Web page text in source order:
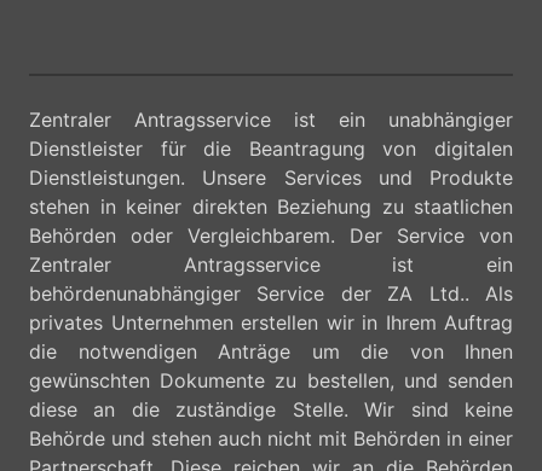
Zentraler Antragsservice ist ein unabhängiger
Dienstleister für die Beantragung von digitalen
Dienstleistungen. Unsere Services und Produkte
stehen in keiner direkten Beziehung zu staatlichen
Behörden oder Vergleichbarem. Der Service von
Zentraler Antragsservice ist ein
behördenunabhängiger Service der ZA Ltd.. Als
privates Unternehmen erstellen wir in Ihrem Auftrag
die notwendigen Anträge um die von Ihnen
gewünschten Dokumente zu bestellen, und senden
diese an die zuständige Stelle. Wir sind keine
Behörde und stehen auch nicht mit Behörden in einer